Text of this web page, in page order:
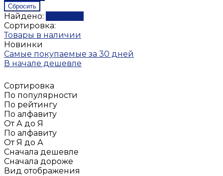
Найдено:
Сортировка:
Товары в наличии
Новинки
Самые покупаемые за 30 дней
В начале дешевле
Сортировка
По популярности
По рейтингу
По алфавиту
От А до Я
По алфавиту
От Я до А
Сначала дешевле
Сначала дороже
Вид отображения